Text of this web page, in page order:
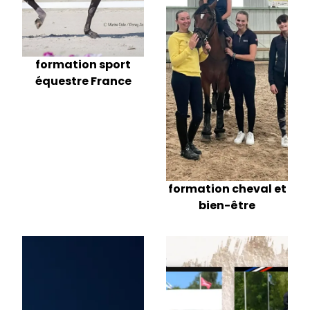
formation sport
équestre France
formation cheval et
bien-être